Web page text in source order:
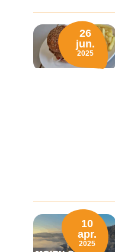
26
jun.
2025
10
apr.
2025